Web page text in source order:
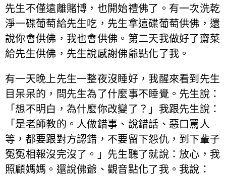
先生不僅遠離賭博，也開始禮佛了。有一次洗乾
淨一碟葡萄給先生吃，先生拿這碟葡萄供佛，還
說你會供佛，我也會供佛。第二天我做好了齋菜
給先生供佛，先生說感謝佛爺點化了我。
有一天晚上先生一整夜沒睡好，我醒來看到先生
目呆呆的，問先生為了什麼事不睡覺。先生說：
「想不明白，為什麼你改變了？」我跟先生說：
「是老師教的。人做錯事、說錯話、惡口罵人
等，都要跟對方認錯，不要留下怨仇，到下輩子
冤冤相報沒完沒了。」先生聽了就說：放心，我
照顧媽媽。還說佛爺、觀音點化了我。我說：